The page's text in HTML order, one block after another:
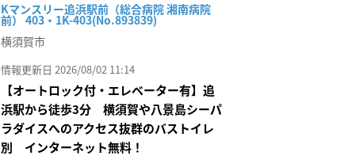
Kマンスリー追浜駅前（総合病院 湘南病院
前） 403・1K-403(No.893839)
横須賀市
情報更新日 2026/08/02 11:14
【オートロック付・エレベーター有】追
浜駅から徒歩3分 横須賀や八景島シーパ
ラダイスへのアクセス抜群のバストイレ
別 インターネット無料！